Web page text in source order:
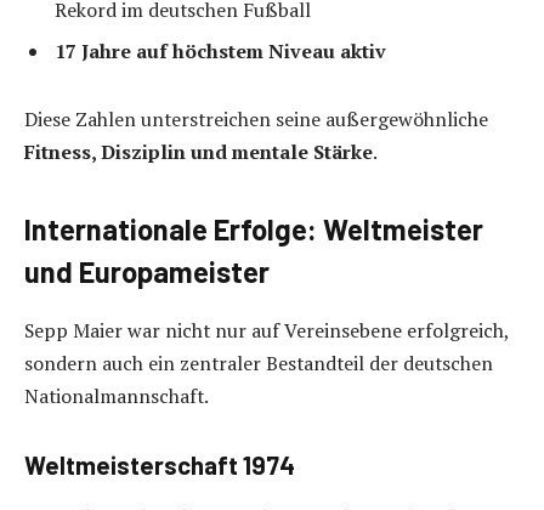
Rekord im deutschen Fußball
17 Jahre auf höchstem Niveau aktiv
Diese Zahlen unterstreichen seine außergewöhnliche
Fitness, Disziplin und mentale Stärke.
Internationale Erfolge: Weltmeister
und Europameister
Sepp Maier war nicht nur auf Vereinsebene erfolgreich,
sondern auch ein zentraler Bestandteil der deutschen
Nationalmannschaft.
Weltmeisterschaft 1974